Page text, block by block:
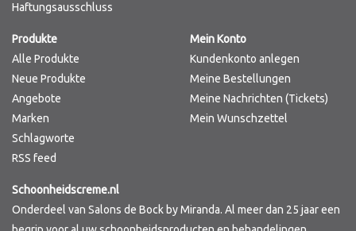
Haftungsausschluss
Produkte
Alle Produkte
Neue Produkte
Angebote
Marken
Schlagworte
RSS feed
Mein Konto
Kundenkonto anlegen
Meine Bestellungen
Meine Nachrichten (Tickets)
Mein Wunschzettel
Schoonheidscreme.nl
Onderdeel van Salons de Bock by Miranda. Al meer dan 25 jaar een